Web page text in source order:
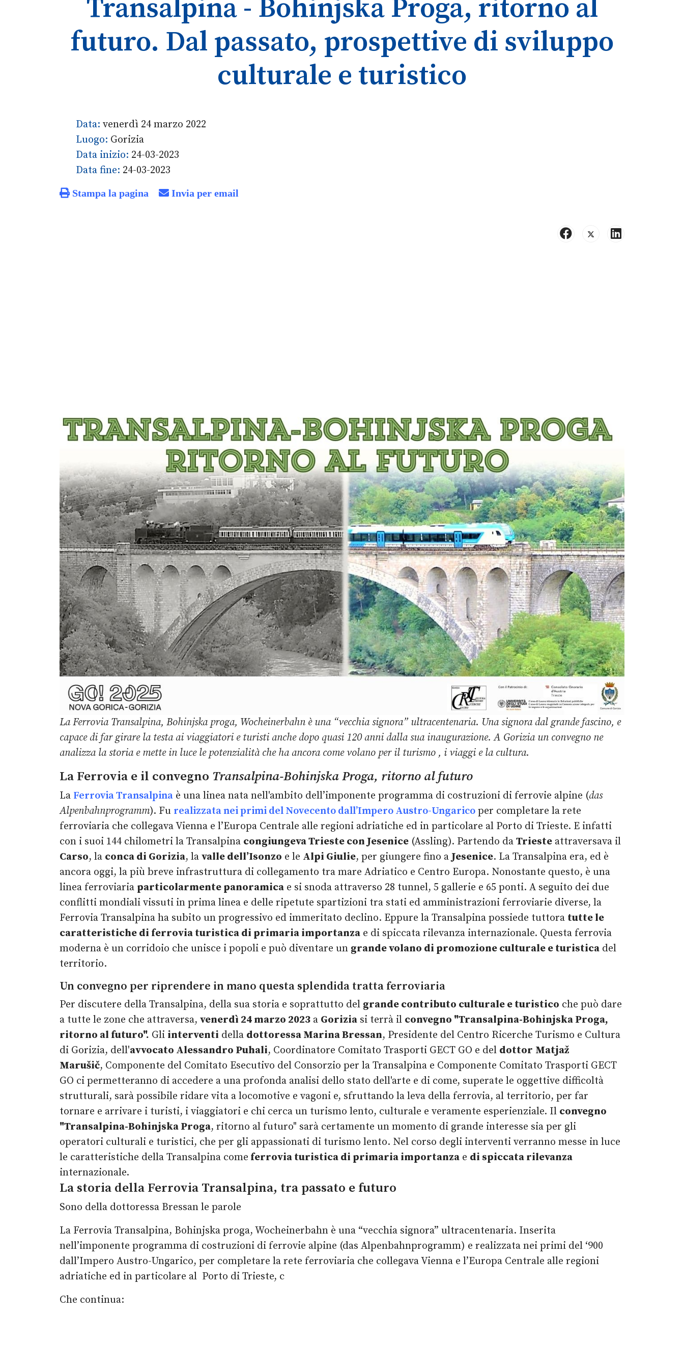
Transalpina - Bohinjska Proga, ritorno al
futuro. Dal passato, prospettive di sviluppo
culturale e turistico
Data: venerdì 24 marzo 2022
Luogo: Gorizia
Data inizio: 24-03-2023
Data fine: 24-03-2023
Stampa la pagina Invia per email
La Ferrovia Transalpina, Bohinjska proga, Wocheinerbahn è una “vecchia signora” ultracentenaria. Una signora dal grande fascino, e
capace di far girare la testa ai viaggiatori e turisti anche dopo quasi 120 anni dalla sua inaugurazione. A Gorizia un convegno ne
analizza la storia e mette in luce le potenzialità che ha ancora come volano per il turismo , i viaggi e la cultura.
La Ferrovia e il convegno Transalpina-Bohinjska Proga, ritorno al futuro
La Ferrovia Transalpina è una linea nata nell'ambito dell’imponente programma di costruzioni di ferrovie alpine (das
Alpenbahnprogramm). Fu realizzata nei primi del Novecento dall’Impero Austro-Ungarico per completare la rete
ferroviaria che collegava Vienna e l’Europa Centrale alle regioni adriatiche ed in particolare al Porto di Trieste. E infatti
con i suoi 144 chilometri la Transalpina congiungeva Trieste con Jesenice (Assling). Partendo da Trieste attraversava il
Carso, la conca di Gorizia, la valle dell’Isonzo e le Alpi Giulie, per giungere fino aJesenice. La Transalpina era, ed è
ancora oggi, la più breve infrastruttura di collegamento tra mare Adriatico e Centro Europa. Nonostante questo, è una
linea ferroviaria particolarmente panoramica e si snoda attraverso 28 tunnel, 5 gallerie e 65 ponti. A seguito dei due
conflitti mondiali vissuti in prima linea e delle ripetute spartizioni tra stati ed amministrazioni ferroviarie diverse, la
Ferrovia Transalpina ha subito un progressivo ed immeritato declino. Eppure la Transalpina possiede tuttora tutte le
caratteristiche di ferrovia turistica di primaria importanza e di spiccata rilevanza internazionale. Questa ferrovia
moderna è un corridoio che unisce i popoli e può diventare un grande volano di promozione culturale e turistica del
territorio.
Un convegno per riprendere in mano questa splendida tratta ferroviaria
Per discutere della Transalpina, della sua storia e soprattutto del grande contributo culturale e turistico che può dare
a tutte le zone che attraversa, venerdì 24 marzo 2023 a Gorizia si terrà il convegno "Transalpina-Bohinjska Proga,
ritorno al futuro". Gli interventi della dottoressa Marina Bressan, Presidente del Centro Ricerche Turismo e Cultura
di Gorizia, dell'avvocato Alessandro Puhali, Coordinatore Comitato Trasporti GECT GO e del dottor Matjaž
Marušič, Componente del Comitato Esecutivo del Consorzio per la Transalpina e Componente Comitato Trasporti GECT
GO ci permetteranno di accedere a una profonda analisi dello stato dell'arte e di come, superate le oggettive difficoltà
strutturali, sarà possibile ridare vita a locomotive e vagoni e, sfruttando la leva della ferrovia, al territorio, per far
tornare e arrivare i turisti, i viaggiatori e chi cerca un turismo lento, culturale e veramente esperienziale. Il convegno
"Transalpina-Bohinjska Proga, ritorno al futuro" sarà certamente un momento di grande interesse sia per gli
operatori culturali e turistici, che per gli appassionati di turismo lento. Nel corso degli interventi verranno messe in luce
le caratteristiche della Transalpina come ferrovia turistica di primaria importanza e di spiccata rilevanza
internazionale.
La storia della Ferrovia Transalpina, tra passato e futuro
Sono della dottoressa Bressan le parole
La Ferrovia Transalpina, Bohinjska proga, Wocheinerbahn è una “vecchia signora” ultracentenaria. Inserita
nell’imponente programma di costruzioni di ferrovie alpine (das Alpenbahnprogramm) e realizzata nei primi del ‘900
dall’Impero Austro-Ungarico, per completare la rete ferroviaria che collegava Vienna e l’Europa Centrale alle regioni
adriatiche ed in particolare al Porto di Trieste, c
Che continua: